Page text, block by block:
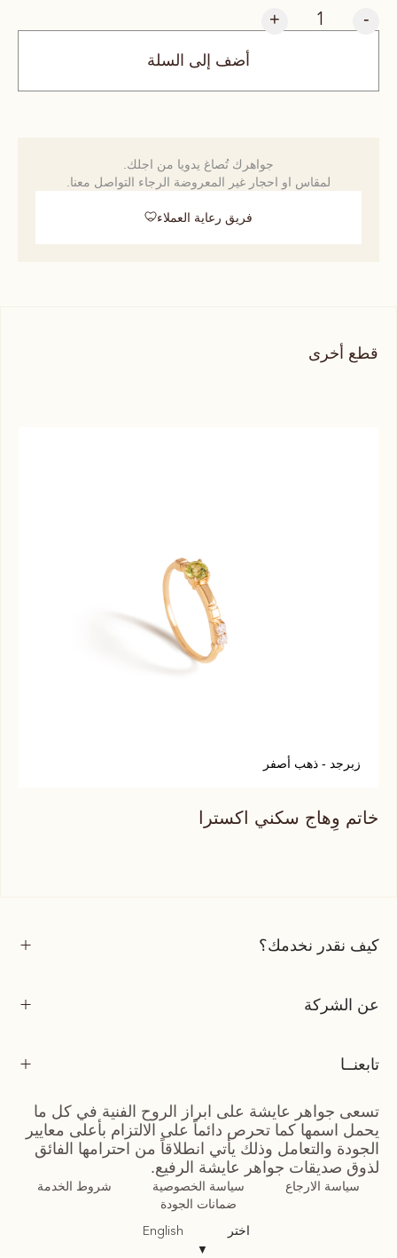
-
+
أضف إلى السلة
جواهرك تُصاغ يدويا من اجلك.
لمقاس او احجار غير المعروضة الرجاء التواصل معنا.
فريق رعاية العملاء
قطع أخرى
زبرجد - ذهب أصفر
خاتم وِهاج سكني اكسترا
كيف نقدر نخدمك؟
عن الشركة
تابعنــا
تسعى جواهر عايشة على ابراز الروح الفنية في كل ما
يحمل اسمها كما تحرص دائماً على الالتزام بأعلى معايير
الجودة والتعامل وذلك يأتي انطلاقاً من احترامها الفائق
لذوق صديقات جواهر عايشة الرفيع.
سياسة الارجاع سياسة الخصوصية
شروط الخدمة
ضمانات الجودة
اختر
▼
English